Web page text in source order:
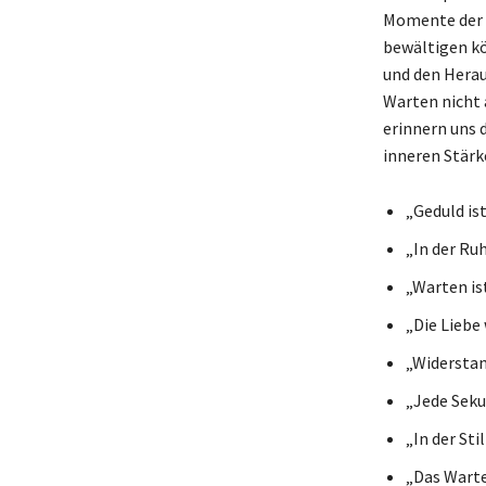
Momente
bewältigen
und den
Warten nicht
erinnern uns
inneren
„Geduld
„In der
„Warten
„Die
„Jede
„In der
„Das